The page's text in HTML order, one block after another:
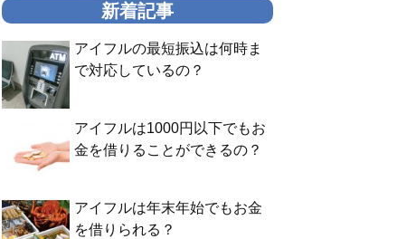
新着記事
アイフルの最短振込は何時ま
で対応しているの？
アイフルは1000円以下でもお
金を借りることができるの？
アイフルは年末年始でもお金
を借りられる？